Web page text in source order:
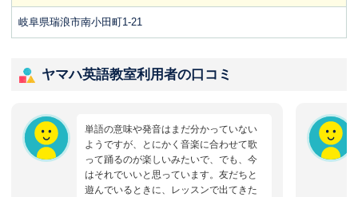
岐阜県瑞浪市南小田町1-21
ヤマハ英語教室利用者の口コミ
単語の意味や発音はまだ分かっていない
ようですが、とにかく音楽に合わせて歌
って踊るのが楽しいみたいで、でも、今
はそれでいいと思っています。友だちと
遊んでいるときに、レッスンで出てきた